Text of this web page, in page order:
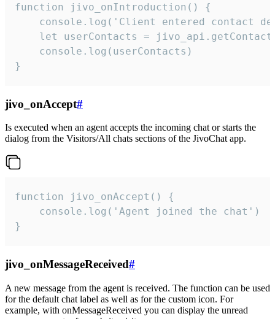
function jivo_onIntroduction() {
console.log('Client entered contact
let userContacts =
    console.log(userContacts)
}
jivo_onAccept#
Is executed when an agent accepts the incoming chat or starts the
dialog from the Visitors/All chats sections of the JivoChat app.
function jivo_onAccept() {
}
jivo_onMessageReceived#
A new message from the agent is received. The function can be used
for the default chat label as well as for the custom icon. For
example, with onMessageReceived you can display the unread